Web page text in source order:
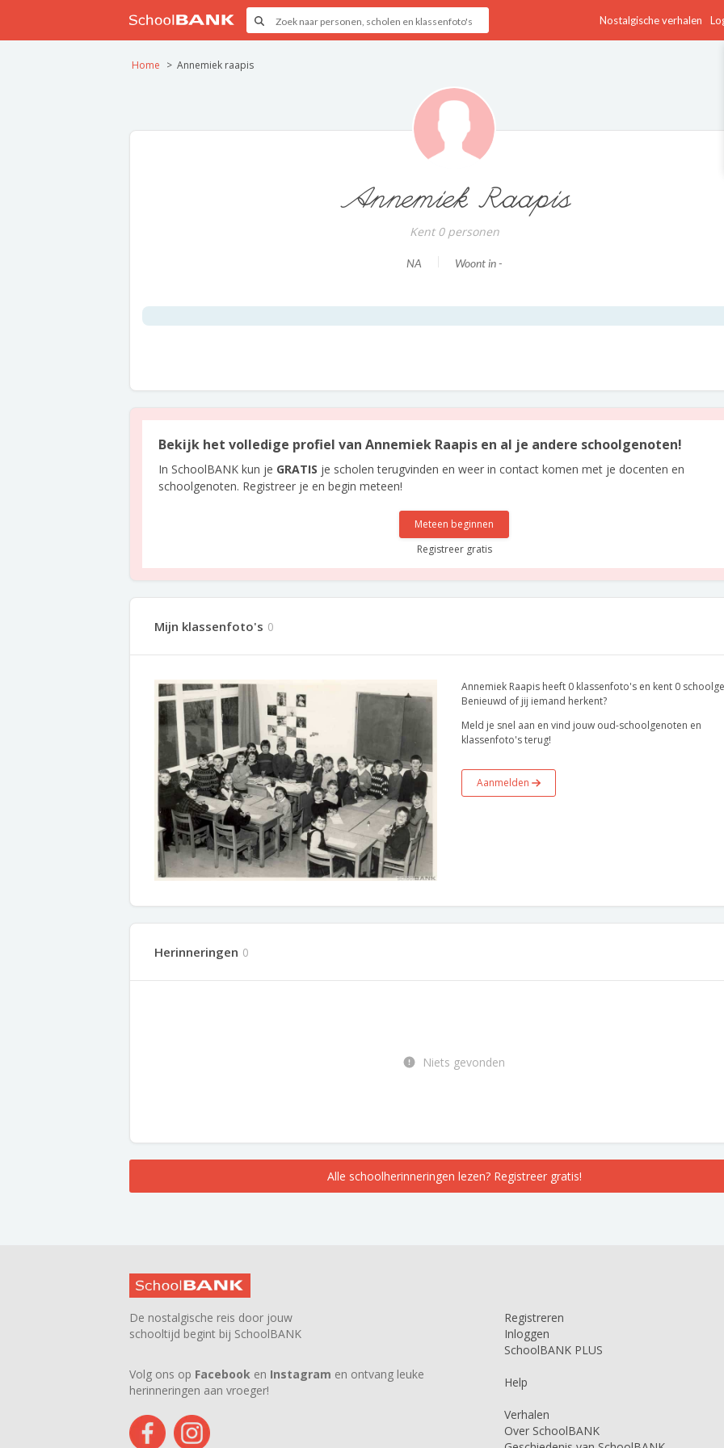
Nostalgische verhalen
Home Annemiek raapis
Annemiek Raapis
Kent 0 personen
NA Woont in -
Bekijk het volledige profiel van Annemiek Raapis en al je andere schoolgenoten!
In SchoolBANK kun je GRATIS je scholen terugvinden en weer in contact komen met je docenten en
schoolgenoten. Registreer je en begin meteen!
Meteen beginnen
Registreer gratis
Mijn klassenfoto's 0
Annemiek Raapis heeft 0 klassenfoto's en kent 0
Benieuwd of jij iemand herkent?
Meld je snel aan en vind jouw oud-schoolgenoten en
klassenfoto's terug!
Aanmelden
Herinneringen 0
Niets gevonden
Alle schoolherinneringen lezen? Registreer gratis!
De nostalgische reis door jouw
schooltijd begint bij SchoolBANK
Volg ons op Facebook en Instagram en ontvang leuke
herinneringen aan vroeger!
Registreren
Inloggen
SchoolBANK PLUS
Help
Verhalen
Over SchoolBANK